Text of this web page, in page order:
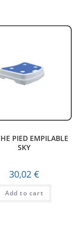
PIED EMPILABLE
SKY
30,02 €
Add to cart